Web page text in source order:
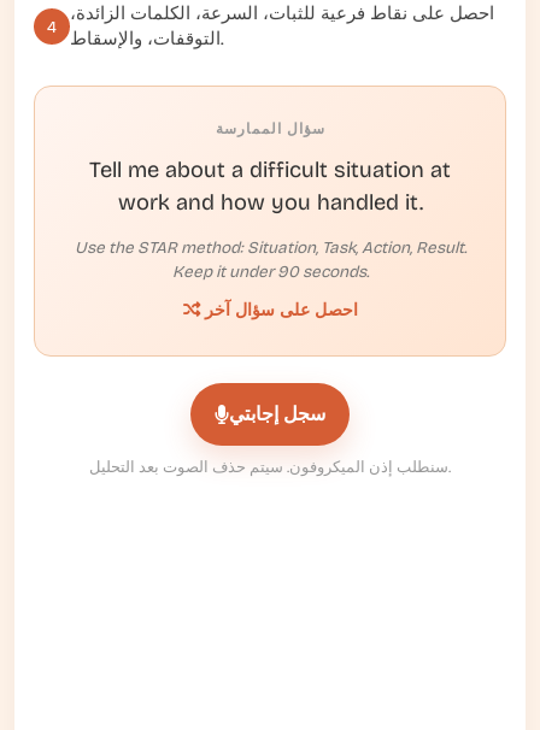
4
احصل على نقاط فرعية للثبات، السرعة، الكلمات الزائدة،
التوقفات، والإسقاط.
سؤال الممارسة
Tell me about a difficult situation at
work and how you handled it.
Use the STAR method: Situation, Task, Action, Result.
Keep it under 90 seconds.
احصل على سؤال آخر
سجل إجابتي
سنطلب إذن الميكروفون. سيتم حذف الصوت بعد التحليل.